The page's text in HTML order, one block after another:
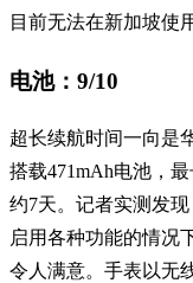
目前无法在新加坡使
电池：9/10
超长续航时间一向是
搭载471mAh电池，
约7天。记者实测发
启用各种功能的情况
令人满意。手表以无